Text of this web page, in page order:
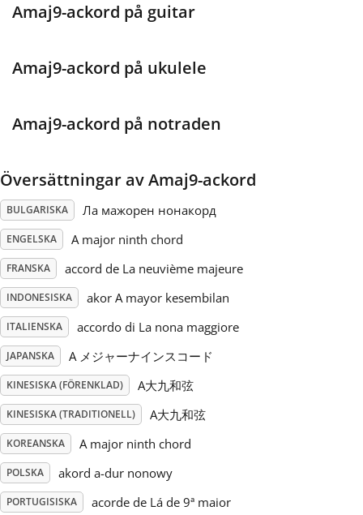
Português
Русский
Svenska
Tiếng Việt
Türkçe
Українська
简体中文
繁體中文
Amaj9-ackord på guitar
Amaj9-ackord på ukulele
Amaj9-ackord på notraden
Översättningar av Amaj9-ackord
BULGARISKA Ла мажорен нонакорд
ENGELSKA A major ninth chord
FRANSKA accord de La neuvième majeure
INDONESISKA akor A mayor kesembilan
ITALIENSKA accordo di La nona maggiore
JAPANSKA A メジャーナインスコード
KINESISKA (FÖRENKLAD) A大九和弦
KINESISKA (TRADITIONELL) A大九和弦
KOREANSKA A major ninth chord
POLSKA akord a-dur nonowy
PORTUGISISKA acorde de Lá de 9ª maior